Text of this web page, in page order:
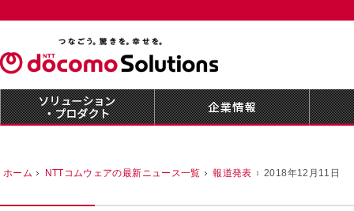
ホーム NTTコムウェアの最新ニュース一覧 報道発表 2018年12月11日